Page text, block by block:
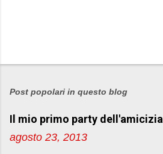
P
s
a
u
Post popolari in questo blog
Il mio primo party dell'amicizia
agosto 23, 2013